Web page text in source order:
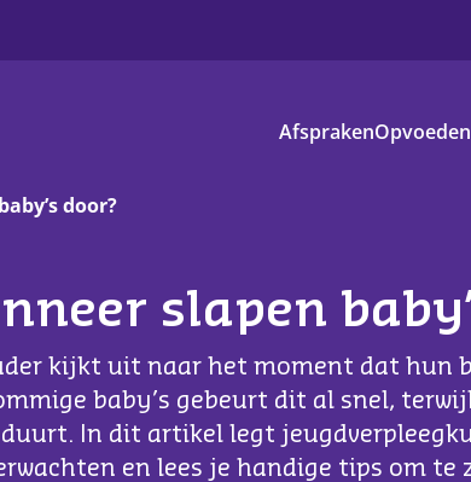
AfsprakenOpvoeden
Opvoedinformatie
Vakantie en vrije tijd
Ons aanbod
Downloads
door?
slapen
kijkt uit naar het moment dat hun
baby’s gebeurt dit al snel,
In dit artikel legt
en lees je handige tips om te